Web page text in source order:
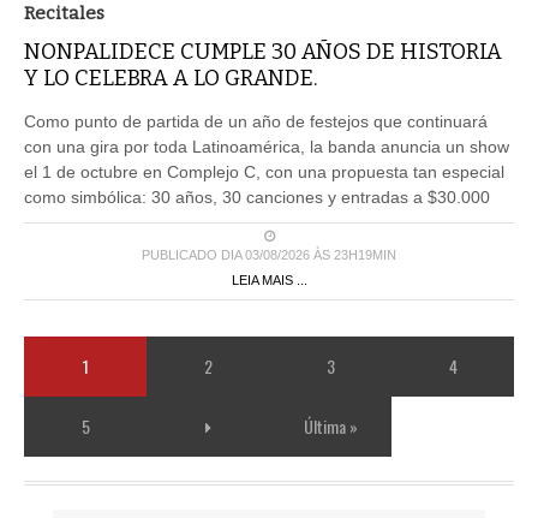
Recitales
NONPALIDECE CUMPLE 30 AÑOS DE HISTORIA
Y LO CELEBRA A LO GRANDE.
Como punto de partida de un año de festejos que continuará
con una gira por toda Latinoamérica, la banda anuncia un show
el 1 de octubre en Complejo C, con una propuesta tan especial
como simbólica: 30 años, 30 canciones y entradas a $30.000
PUBLICADO DIA 03/08/2026 ÀS 23H19MIN
LEIA MAIS ...
1 2 3 4
5 Última »